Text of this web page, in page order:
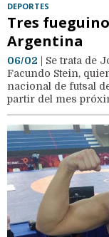
DEPORTES
Tres
Argentina
06/02 | Se trata de
Facundo Stein,
nacional de futsal
partir del mes